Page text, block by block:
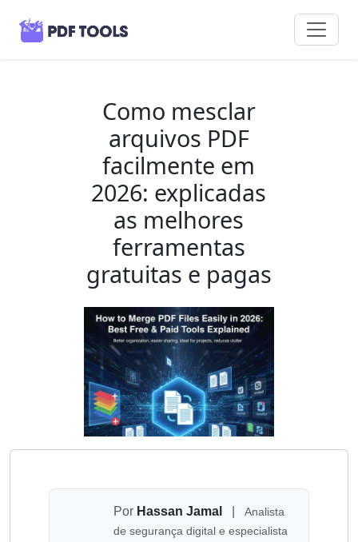
Como mesclar
arquivos PDF
facilmente em
2026: explicadas
as melhores
ferramentas
gratuitas e pagas
Por Hassan Jamal
Analista
de segurança digital e especialista